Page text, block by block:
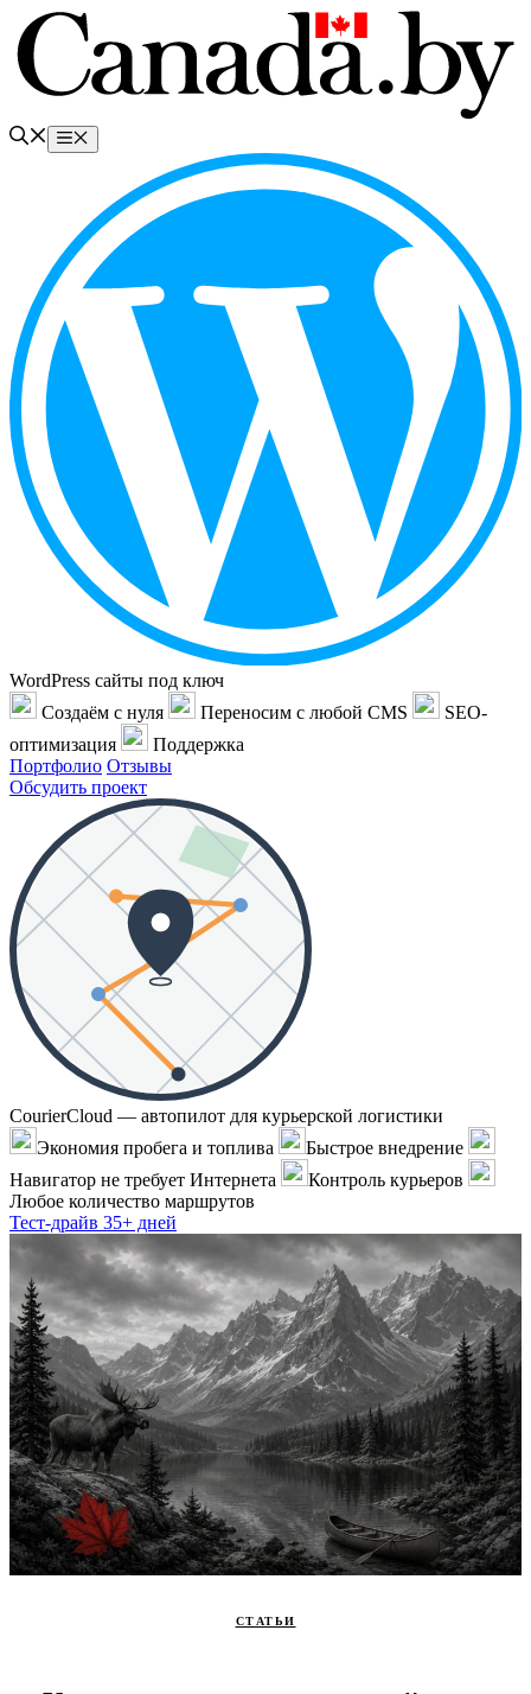
Перейти
содержимому
Меню
WordPress сайты под ключ
Создаём с нуля
Переносим с любой CMS
SEO-
оптимизация
Поддержка
Портфолио Отзывы
Обсудить проект
CourierCloud — автопилот для курьерской логистики
Экономия пробега и топлива
Быстрое внедрение
Навигатор не требует Интернета
Контроль курьеров
Любое количество маршрутов
Тест-драйв 35+ дней
СТАТЬИ